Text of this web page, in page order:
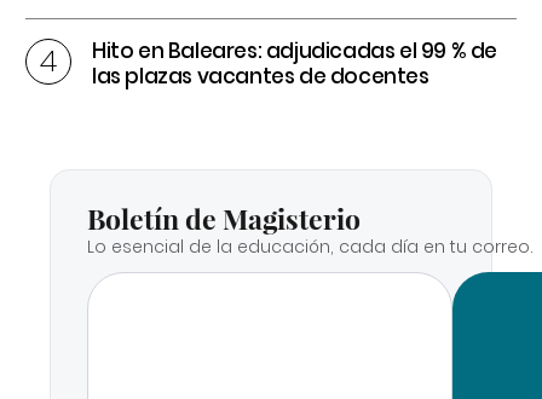
Hito en Baleares: adjudicadas el 99 % de
las plazas vacantes de docentes
Boletín de Magisterio
Lo esencial de la educación, cada día en tu correo.